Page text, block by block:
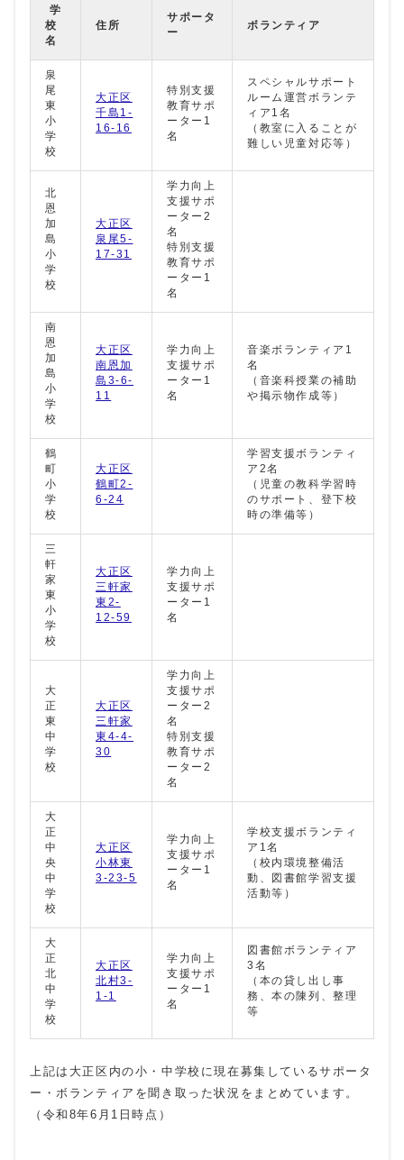
学
校
名
住所
サポータ
ー
ボランティア
泉
尾
東
小
学
校
大正区
千島1-
16-16
特別支援
教育サポ
ーター1
名
スペシャルサポート
ルーム運営ボランテ
ィア1名
（教室に入ることが
難しい児童対応等）
北
恩
加
島
小
学
校
大正区
泉尾5-
17-31
学力向上
支援サポ
ーター2
名
特別支援
教育サポ
ーター1
名
南
恩
加
島
小
学
校
大正区
南恩加
島3-6-
11
学力向上
支援サポ
ーター1
名
音楽ボランティア1
名
（音楽科授業の補助
や掲示物作成等）
鶴
町
小
学
校
大正区
鶴町2-
6-24
学習支援ボランティ
ア2名
（児童の教科学習時
のサポート、登下校
時の準備等）
三
軒
家
東
小
学
校
大正区
三軒家
東2-
12-59
学力向上
支援サポ
ーター1
名
大
正
東
中
学
校
大正区
三軒家
東4-4-
30
学力向上
支援サポ
ーター2
名
特別支援
教育サポ
ーター2
名
大
正
中
央
中
学
校
大正区
小林東
3-23-5
学力向上
支援サポ
ーター1
名
学校支援ボランティ
ア1名
（校内環境整備活
動、図書館学習支援
活動等）
大
正
北
中
学
校
大正区
北村3-
1-1
学力向上
支援サポ
ーター1
名
図書館ボランティア
3名
（本の貸し出し事
務、本の陳列、整理
等
上記は大正区内の小・中学校に現在募集しているサポータ
ー・ボランティアを聞き取った状況をまとめています。
（令和8年6月1日時点）